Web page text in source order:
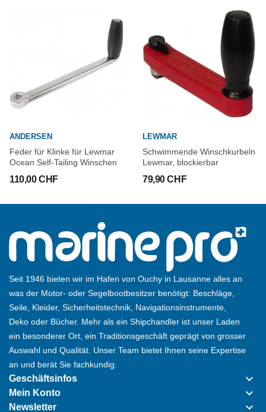
ANDERSEN
Feder für Klinke für Lewmar
Ocean Self-Tailing Winschen
110,00 CHF
LEWMAR
Schwimmende Winschkurbeln
Lewmar, blockierbar
79,90 CHF
Seit 1946 bieten wir im Hafen von Ouchy in Lausanne alles an
was der Motor- oder Segelbootbesitzer benötigt: Beschläge,
Seile, Kleider, Sicherheitstechnik, Navigationsinstrumente,
Deko oder Bücher. Mehr als ein Shipchandler ist unser Laden
ein besonderer Ort, ein Traditionsgeschäft geprägt von grosser
Auswahl und Qualität. Unser Team bietet Ihnen seine Expertise
an und berät Sie fachkundig.
Geschäftsinfos keyboard_arrow_down
Mein Konto keyboard_arrow_down
Newsletter keyboard_arrow_down